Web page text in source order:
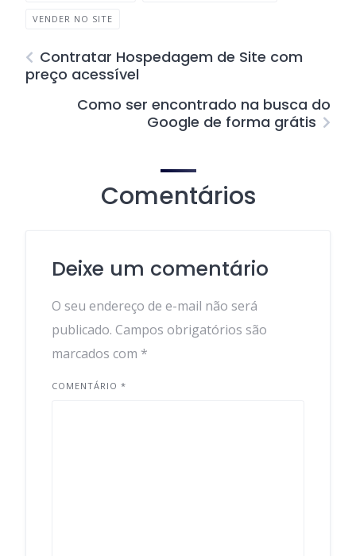
VENDER NO SITE
Contratar Hospedagem de Site com
preço acessível
Como ser encontrado na busca do
Google de forma grátis
Comentários
Deixe um comentário
O seu endereço de e-mail não será
publicado. Campos obrigatórios são
marcados com *
COMENTÁRIO *